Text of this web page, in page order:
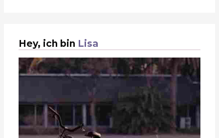
Hey, ich bin Lisa